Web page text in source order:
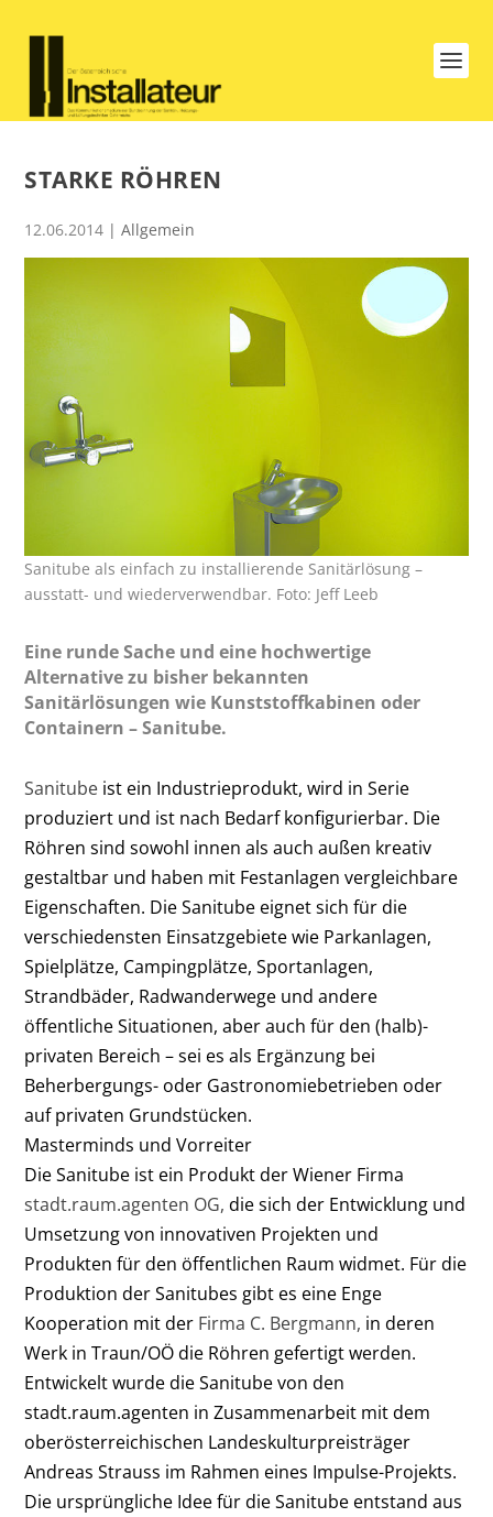
STARKE RÖHREN
12.06.2014 | Allgemein
Sanitube als einfach zu installierende Sanitärlösung –
ausstatt- und wiederverwendbar. Foto: Jeff Leeb
Eine runde Sache und eine hochwertige
Alternative zu bisher bekannten
Sanitärlösungen wie Kunststoffkabinen oder
Containern – Sanitube.
Sanitube ist ein Industrieprodukt, wird in Serie
produziert und ist nach Bedarf konfigurierbar. Die
Röhren sind sowohl innen als auch außen kreativ
gestaltbar und haben mit Festanlagen vergleichbare
Eigenschaften. Die Sanitube eignet sich für die
verschiedensten Einsatzgebiete wie Parkanlagen,
Spielplätze, Campingplätze, Sportanlagen,
Strandbäder, Radwanderwege und andere
öffentliche Situationen, aber auch für den (halb)-
privaten Bereich – sei es als Ergänzung bei
Beherbergungs- oder Gastronomiebetrieben oder
auf privaten Grundstücken.
Masterminds und Vorreiter
Die Sanitube ist ein Produkt der Wiener Firma
stadt.raum.agenten OG, die sich der Entwicklung und
Umsetzung von innovativen Projekten und
Produkten für den öffentlichen Raum widmet. Für die
Produktion der Sanitubes gibt es eine Enge
Kooperation mit der Firma C. Bergmann, in deren
Werk in Traun/OÖ die Röhren gefertigt werden.
Entwickelt wurde die Sanitube von den
stadt.raum.agenten in Zusammenarbeit mit dem
oberösterreichischen Landeskulturpreisträger
Andreas Strauss im Rahmen eines Impulse-Projekts.
Die ursprüngliche Idee für die Sanitube entstand aus